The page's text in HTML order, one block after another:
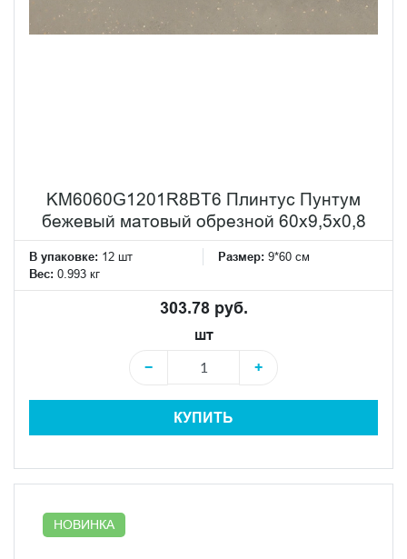
KM6060G1201R8BT6 Плинтус Пунтум
бежевый матовый обрезной 60x9,5x0,8
В упаковке: 12 шт Размер: 9*60 см
Вес: 0.993 кг
303.78 руб.
шт
−
+
КУПИТЬ
НОВИНКА